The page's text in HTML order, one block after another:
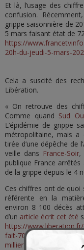
Et là, l’usage des
confusion.
grippe saisonnière de
5 mars faisant état de
https://
20h-du-jeudi-5-mars-
Cela a suscité des
Libération.
« On retrouve des
Comme quand Sud
L’épidémie de grippe
métropolitaine, mais
tirée d’une dépêche de
veille dans France-Soir,
publique France
de la grippe depuis le 4
Ces chiffres ont de quoi
référente en la
environ 8 100 décès
d’un article écrit cet été
https://
fait-70-morts-cet-hiver-
milliers_1781278